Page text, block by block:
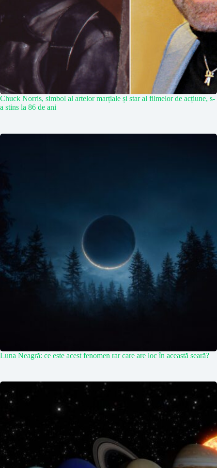
Chuck Norris, simbol al artelor marțiale și star al filmelor de acțiune, s-
a stins la 86 de ani
Luna Neagră: ce este acest fenomen rar care are loc în această seară?